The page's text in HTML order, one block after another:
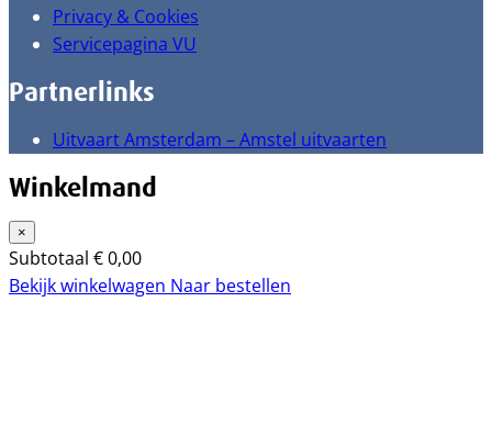
Privacy & Cookies
Servicepagina VU
Partnerlinks
Uitvaart Amsterdam – Amstel uitvaarten
Winkelmand
×
Subtotaal €0,00
Bekijk winkelwagen Naar bestellen